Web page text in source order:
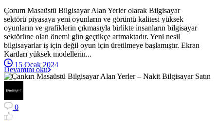
Çorum Masaüstü Bilgisayar Alan Yerler olarak Bilgisayar
sektörü piyasaya yeni oyunların ve görüntü kalitesi yüksek
oyunların ve grafiklerin çıkmasıyla birlikte insanların bilgisayar
sektörüne olan önemi gün geçtikçe artmaktadır. Yeni nesil
bilgisayarlar iş için değil oyun için üretilmeye başlamıştır. Ekran
Kartları yüksek modellerin...
15 Ocak 2024
Devamını oku
0